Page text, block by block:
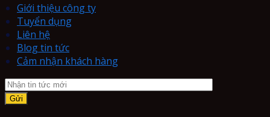
Giới thiệu công ty
Tuyển dụng
Liên hệ
Blog tin tức
Cảm nhận khách hàng